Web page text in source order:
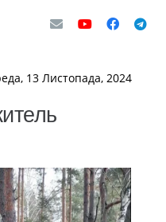
13 Листопада, 2024